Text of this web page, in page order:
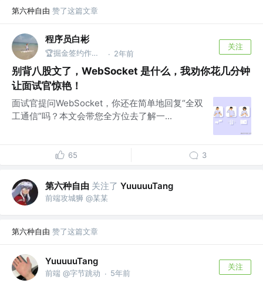
第六种自由 赞了这篇文章
程序员白彬
🏆掘金签约作者 @蚂蚁 · 2年前
关注
别背八股文了，WebSocket 是什么，我劝你花几分钟
让面试官惊艳！
面试官提问WebSocket，你还在简单地回复“全双
工通信”吗？本文会带您全方位去了解一...
65 3
第六种自由 关注了 YuuuuuTang
前端攻城狮 @某某
第六种自由 赞了这篇文章
YuuuuuTang
前端 @字节跳动 · 5年前
关注